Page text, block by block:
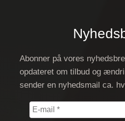
Abonner på vores
opdateret om tilbud og
sender en nyhedsmail ca.
E-
mail